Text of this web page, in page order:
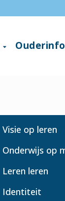
Visie op leren
Onderwijs op
Leren leren
Identiteit